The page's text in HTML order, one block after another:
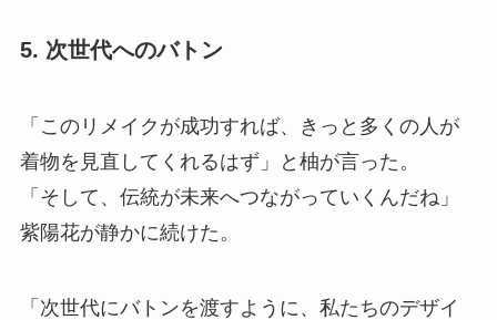
5. 次世代へのバトン
「このリメイクが成功すれば、きっと多くの人が
着物を見直してくれるはず」と柚が言った。
「そして、伝統が未来へつながっていくんだね」
紫陽花が静かに続けた。
「次世代にバトンを渡すように、私たちのデザイ